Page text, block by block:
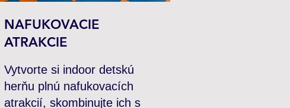
NAFUKOVACIE
ATRAKCIE
Vytvorte si indoor detskú
herňu plnú nafukovacích
atrakcií, skombinujte ich s